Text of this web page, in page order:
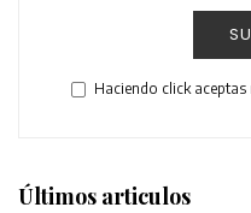
Haciendo click
Últimos articulos